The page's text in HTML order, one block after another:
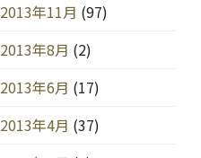
2013年11月 (97)
2013年8月 (2)
2013年6月 (17)
2013年4月 (37)